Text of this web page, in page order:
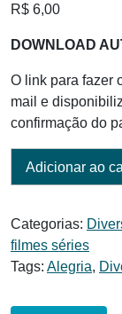
R$ 6,00
DOWNLOAD
O link para fazer
mail e
confirmação do
Adicionar ao
Categorias:
filmes séries
Tags: Alegria,